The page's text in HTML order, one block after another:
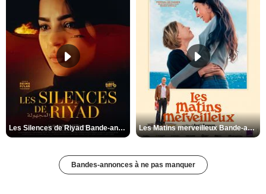
Les Silences de Riyad Bande-annonce VO STFR Les Matins merveilleux Bande-annonce VF
Bandes-annonces à ne pas manquer